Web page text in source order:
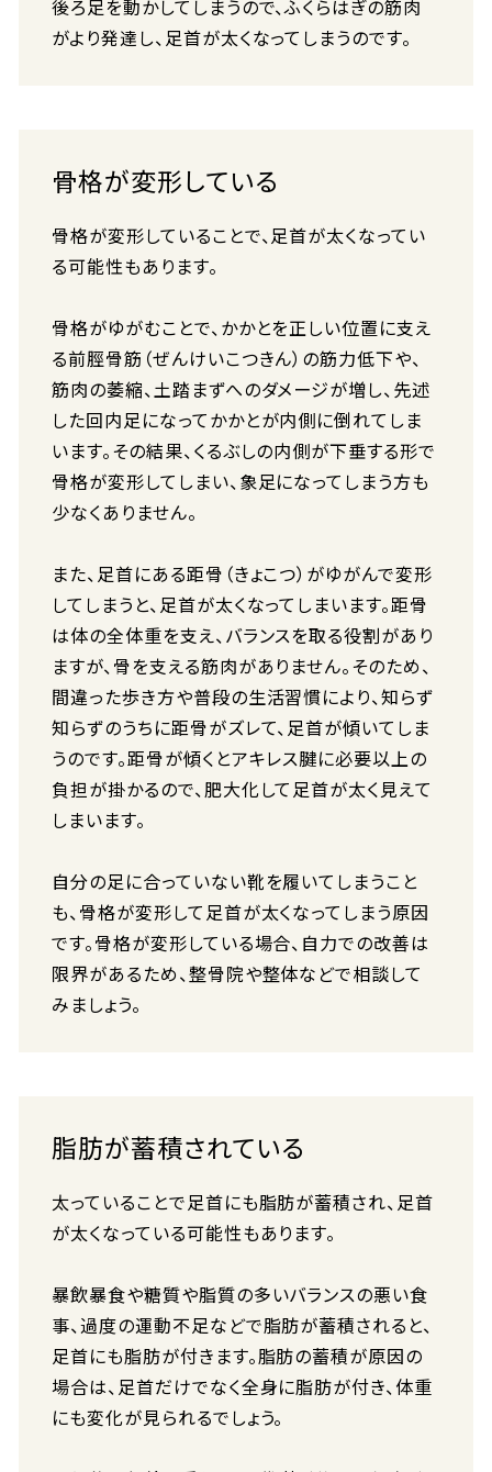
後ろ足を動かしてしまうので、ふくらはぎの筋肉
がより発達し、足首が太くなってしまうのです。
骨格が変形している
骨格が変形していることで、足首が太くなってい
る可能性もあります。
骨格がゆがむことで、かかとを正しい位置に支え
る前脛骨筋（ぜんけいこつきん）の筋力低下や、
筋肉の萎縮、土踏まずへのダメージが増し、先述
した回内足になってかかとが内側に倒れてしま
います。その結果、くるぶしの内側が下垂する形で
骨格が変形してしまい、象足になってしまう方も
少なくありません。
また、足首にある距骨（きょこつ）がゆがんで変形
してしまうと、足首が太くなってしまいます。距骨
は体の全体重を支え、バランスを取る役割があり
ますが、骨を支える筋肉がありません。そのため、
間違った歩き方や普段の生活習慣により、知らず
知らずのうちに距骨がズレて、足首が傾いてしま
うのです。距骨が傾くとアキレス腱に必要以上の
負担が掛かるので、肥大化して足首が太く見えて
しまいます。
自分の足に合っていない靴を履いてしまうこと
も、骨格が変形して足首が太くなってしまう原因
です。骨格が変形している場合、自力での改善は
限界があるため、整骨院や整体などで相談して
みましょう。
脂肪が蓄積されている
太っていることで足首にも脂肪が蓄積され、足首
が太くなっている可能性もあります。
暴飲暴食や糖質や脂質の多いバランスの悪い食
事、過度の運動不足などで脂肪が蓄積されると、
足首にも脂肪が付きます。脂肪の蓄積が原因の
場合は、足首だけでなく全身に脂肪が付き、体重
にも変化が見られるでしょう。